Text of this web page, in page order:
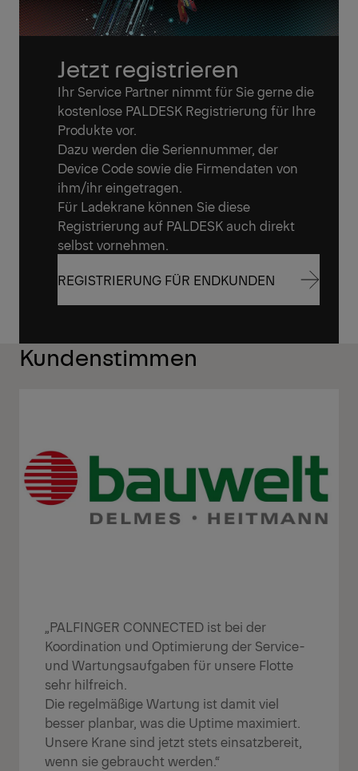
Jetzt registrieren
Ihr Service Partner nimmt für Sie gerne die
kostenlose PALDESK Registrierung für Ihre
Produkte vor.
Dazu werden die Seriennummer, der
Device Code sowie die Firmendaten von
ihm/ihr eingetragen.
Für Ladekrane können Sie diese
Registrierung auf PALDESK auch direkt
selbst vornehmen.
REGISTRIERUNG FÜR ENDKUNDEN
Kundenstimmen
„PALFINGER CONNECTED ist bei der
Koordination und Optimierung der Service-
und Wartungsaufgaben für unsere Flotte
sehr hilfreich.
Die regelmäßige Wartung ist damit viel
besser planbar, was die Uptime maximiert.
Unsere Krane sind jetzt stets einsatzbereit,
wenn sie gebraucht werden.“